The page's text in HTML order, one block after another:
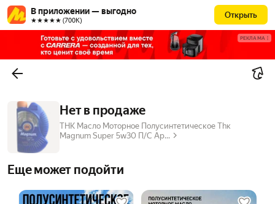
В приложении — выгодно
★★★★★ (700К)
Открыть
РЕКЛАМА
Нет в продаже
ТНК Масло Моторное Полусинтетическое Thк
Magnum Super 5w30 П/С Ap...
Еще может подойти